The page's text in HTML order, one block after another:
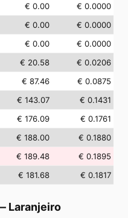
€ 0.00
€ 0.0000
€ 0.00
€ 0.0000
€ 0.00
€ 0.0000
€ 20.58
€ 0.0206
€ 87.46
€ 0.0875
€ 143.07
€ 0.1431
€ 176.09
€ 0.1761
€ 188.00
€ 0.1880
€ 189.48
€ 0.1895
€ 181.68 € 0.1817
Laranjeiro